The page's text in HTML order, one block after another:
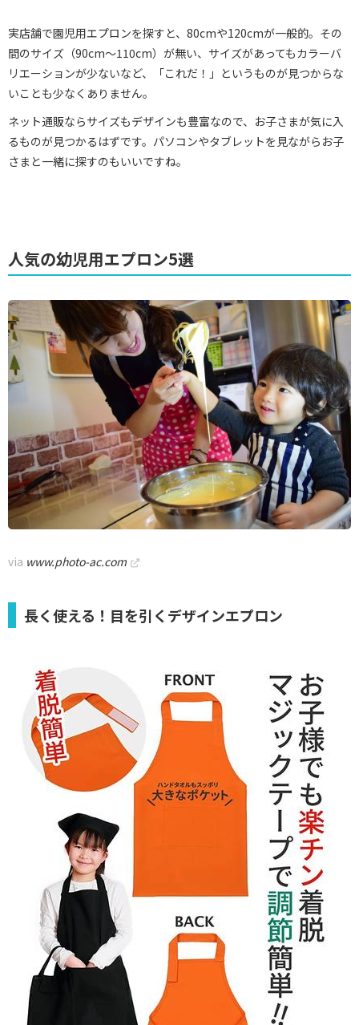
実店舗で園児用エプロンを探すと、80cmや120cmが一般的。その
間のサイズ（90cm～110cm）が無い、サイズがあってもカラーバ
リエーションが少ないなど、「これだ！」というものが見つからな
いことも少なくありません。
ネット通販ならサイズもデザインも豊富なので、お子さまが気に入
るものが見つかるはずです。パソコンやタブレットを見ながらお子
さまと一緒に探すのもいいですね。
人気の幼児用エプロン5選
via www.photo-ac.com
長く使える！目を引くデザインエプロン